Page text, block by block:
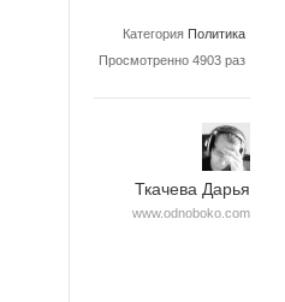
Категория Политика
Просмотренно 4903 раз
Ткачева Дарья
www.odnoboko.com